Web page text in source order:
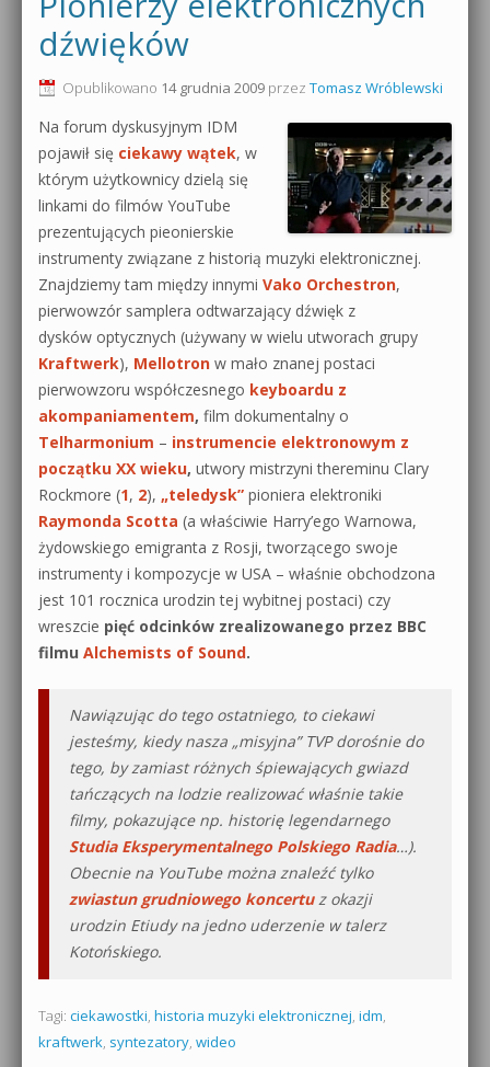
Produkcja muzyczna od podstaw
Sylenth1 od podstaw
Sound Forge od podstaw
Dubstep z syntezatorem Massive
Kontakt 5 Kompendium
Pakiety
0dB.pl - informacje
Newsletter
Materiały dla mediów
Archiwum aktualności
Polityka prywatności
Regulamin
Działanie sklepu internetowego
Wyszukiwanie
dźwięków
Opublikowano 14 grudnia 2009 przez Tomasz Wróblewski
Na forum dyskusyjnym IDM
pojawił się ciekawy wątek, w
którym użytkownicy dzielą się
linkami do filmów YouTube
prezentujących pieonierskie
instrumenty związane z historią muzyki elektronicznej.
Znajdziemy tam między innymi Vako Orchestron,
pierwowzór samplera odtwarzający dźwięk z
dysków optycznych (używany w wielu utworach grupy
Kraftwerk), Mellotron w mało znanej postaci
pierwowzoru współczesnego keyboardu z
akompaniamentem, film dokumentalny o
Telharmonium – instrumencie elektronowym z
początku XX wieku, utwory mistrzyni thereminu Clary
Rockmore (1, 2), „teledysk” pioniera elektroniki
Raymonda Scotta (a właściwie Harry’ego Warnowa,
żydowskiego emigranta z Rosji, tworzącego swoje
instrumenty i kompozycje w USA – właśnie obchodzona
jest 101 rocznica urodzin tej wybitnej postaci) czy
wreszcie pięć odcinków zrealizowanego przez BBC
filmu Alchemists of Sound.
Nawiązując do tego ostatniego, to ciekawi
jesteśmy, kiedy nasza „misyjna” TVP dorośnie do
tego, by zamiast różnych śpiewających gwiazd
tańczących na lodzie realizować właśnie takie
filmy, pokazujące np. historię legendarnego
Studia Eksperymentalnego Polskiego Radia…).
Obecnie na YouTube można znaleźć tylko
zwiastun grudniowego koncertuz okazji
urodzin Etiudy na jedno uderzenie w talerz
Kotońskiego.
Tagi: ciekawostki, historia muzyki elektronicznej, idm,
kraftwerk, syntezatory, wideo